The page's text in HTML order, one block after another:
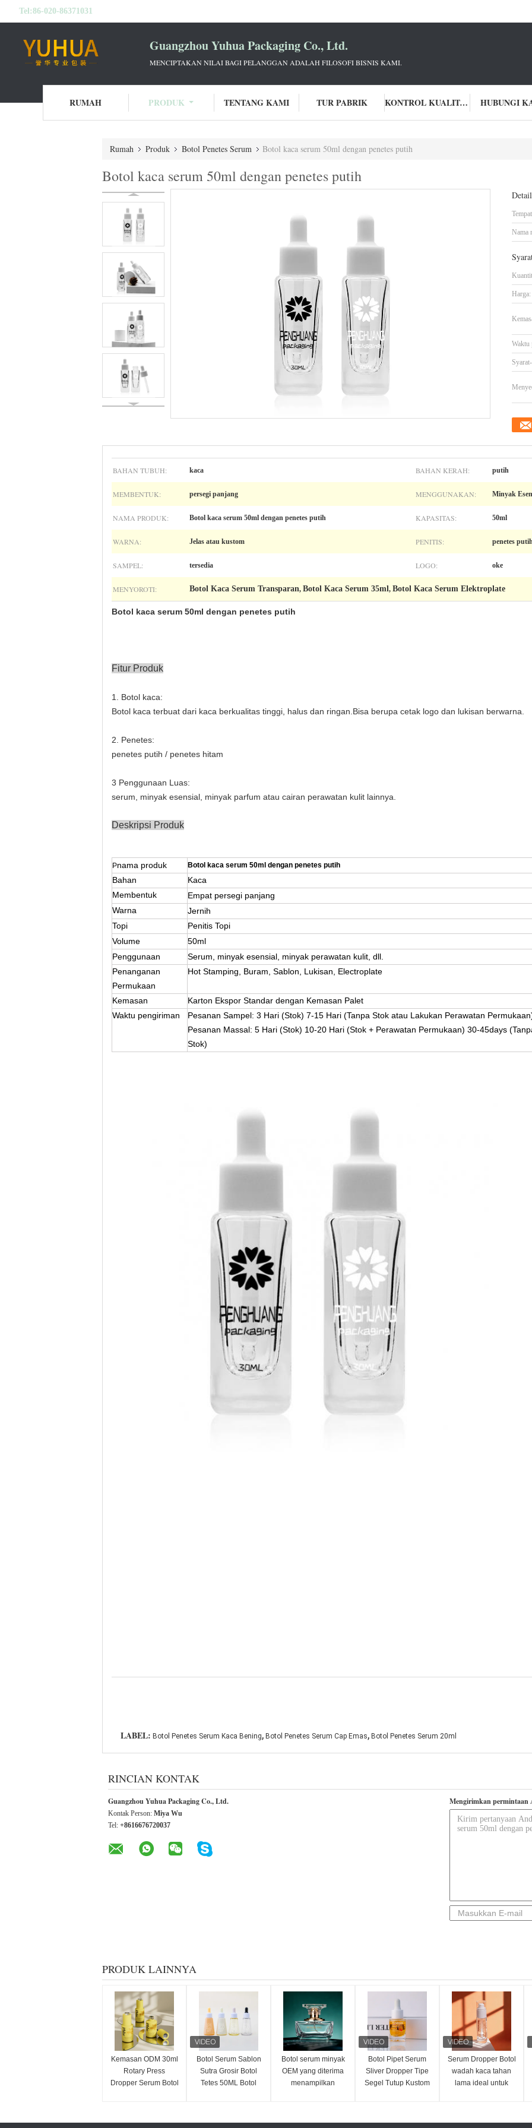
Tel:86-020-86371031
Guangzhou Yuhua Packaging Co., Ltd.
MENCIPTAKAN NILAI BAGI PELANGGAN ADALAH FILOSOFI BISNIS KAMI.
RUMAH PRODUK TENTANG KAMI TUR PABRIK KONTROL KUALITAS HUBUNGI
Rumah Produk Botol Penetes Serum Botol kaca serum 50ml dengan penetes putih
Botol kaca serum 50ml dengan penetes putih
Nama
Harga:
Waktu
BAHAN TUBUH: kaca BAHAN KERAH: putih
MEMBENTUK: persegi panjang MENGGUNAKAN: Minyak
NAMA PRODUK: Botol kaca serum 50ml dengan penetes putih KAPASITAS: 50ml
WARNA: Jelas atau kustom PENITIS: penetes
SAMPEL: tersedia LOGO: oke
MENYOROTI: Botol Kaca Serum Transparan, Botol Kaca Serum 35ml, Botol Kaca Serum Elektroplate
Botol kaca serum 50ml dengan penetes putih
Fitur Produk
1. Botol kaca:
Botol kaca terbuat dari kaca berkualitas tinggi, halus dan ringan.Bisa berupa cetak logo dan lukisan berwarna.
2. Penetes:
penetes putih / penetes hitam
3 Penggunaan Luas:
serum, minyak esensial, minyak parfum atau cairan perawatan kulit lainnya.
Deskripsi Produk
Pnama produk Botol kaca serum 50ml dengan penetes putih
Bahan
Kaca
Membentuk
Empat persegi panjang
Warna
Jernih
Topi
Penitis Topi
Volume
50ml
Penggunaan
Serum, minyak esensial, minyak perawatan kulit, dll.
Penanganan
Permukaan
Hot Stamping, Buram, Sablon, Lukisan, Electroplate
Kemasan
Karton Ekspor Standar dengan Kemasan Palet
Waktu pengiriman
Pesanan Sampel: 3 Hari (Stok) 7-15 Hari (Tanpa Stok atau Lakukan Perawatan
Pesanan Massal: 5 Hari (Stok) 10-20 Hari (Stok + Perawatan Permukaan) 30-45days
Stok)
LABEL: Botol Penetes Serum Kaca Bening, Botol Penetes Serum Cap Emas, Botol Penetes Serum 20ml
RINCIAN KONTAK
Guangzhou Yuhua Packaging Co., Ltd.
Kontak Person: Miya Wu
Tel: +8616676720037
Mengirimkan permintaan
PRODUK LAINNYA
Kemasan ODM 30ml
Rotary Press
Dropper Serum Botol
Botol Serum Sablon
Sutra Grosir Botol
Tetes 50ML Botol
Botol serum minyak
OEM yang diterima
menampilkan
Botol Pipet Serum
Sliver Dropper Tipe
Segel Tutup Kustom
Serum Dropper Botol
wadah kaca tahan
lama ideal untuk